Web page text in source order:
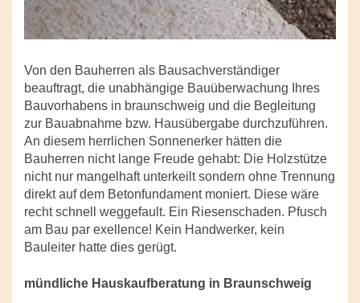
Von den Bauherren als Bausachverständiger
beauftragt, die unabhängige Bauüberwachung Ihres
Bauvorhabens in braunschweig und die Begleitung
zur Bauabnahme bzw. Hausübergabe durchzuführen.
An diesem herrlichen Sonnenerker hätten die
Bauherren nicht lange Freude gehabt: Die Holzstütze
nicht nur mangelhaft unterkeilt sondern ohne Trennung
direkt auf dem Betonfundament moniert. Diese wäre
recht schnell weggefault. Ein Riesenschaden. Pfusch
am Bau par exellence! Kein Handwerker, kein
Bauleiter hatte dies gerügt.
mündliche Hauskaufberatung in Braunschweig